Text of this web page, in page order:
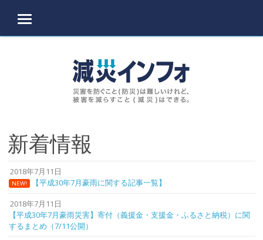
MENU
新着情報
2018年7月11日
NEW! 【平成30年7月豪雨に関する記事一覧】
2018年7月11日
【平成30年7月豪雨災害】寄付（義援金・支援金・ふるさと納税）に関
するまとめ（7/11公開）